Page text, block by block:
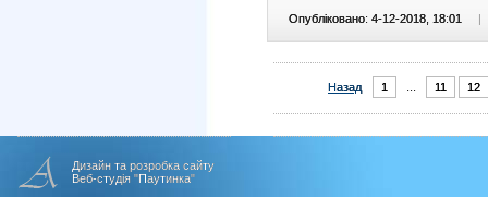
Опубліковано: 4-12-2018, 18:01 |
Назад 1 11 12
Дизайн та розробка сайту
Веб-студія "Паутинка"